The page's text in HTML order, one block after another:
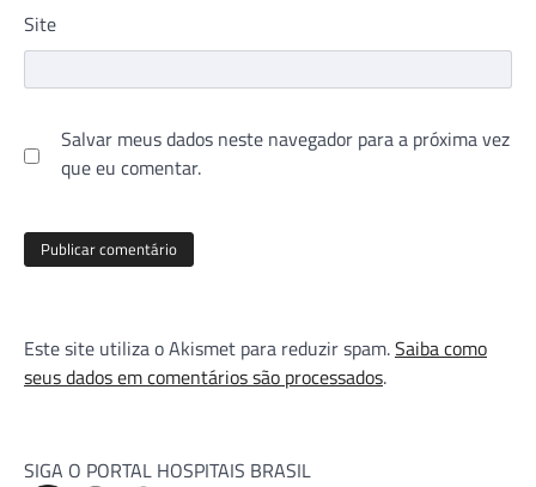
Site
Salvar meus dados neste navegador para a próxima vez
que eu comentar.
Este site utiliza o Akismet para reduzir spam.Saiba como
seus dados em comentários são processados.
SIGA O PORTAL HOSPITAIS BRASIL